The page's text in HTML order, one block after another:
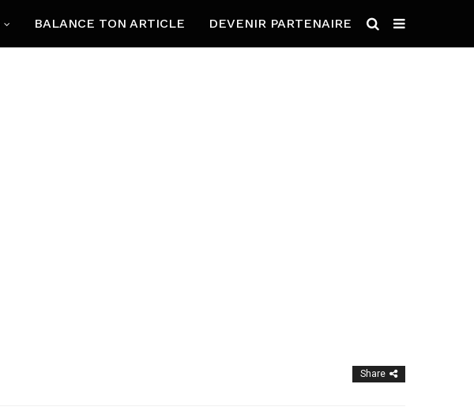
BALANCE TON ARTICLE DEVENIR PARTENAIRE
Share